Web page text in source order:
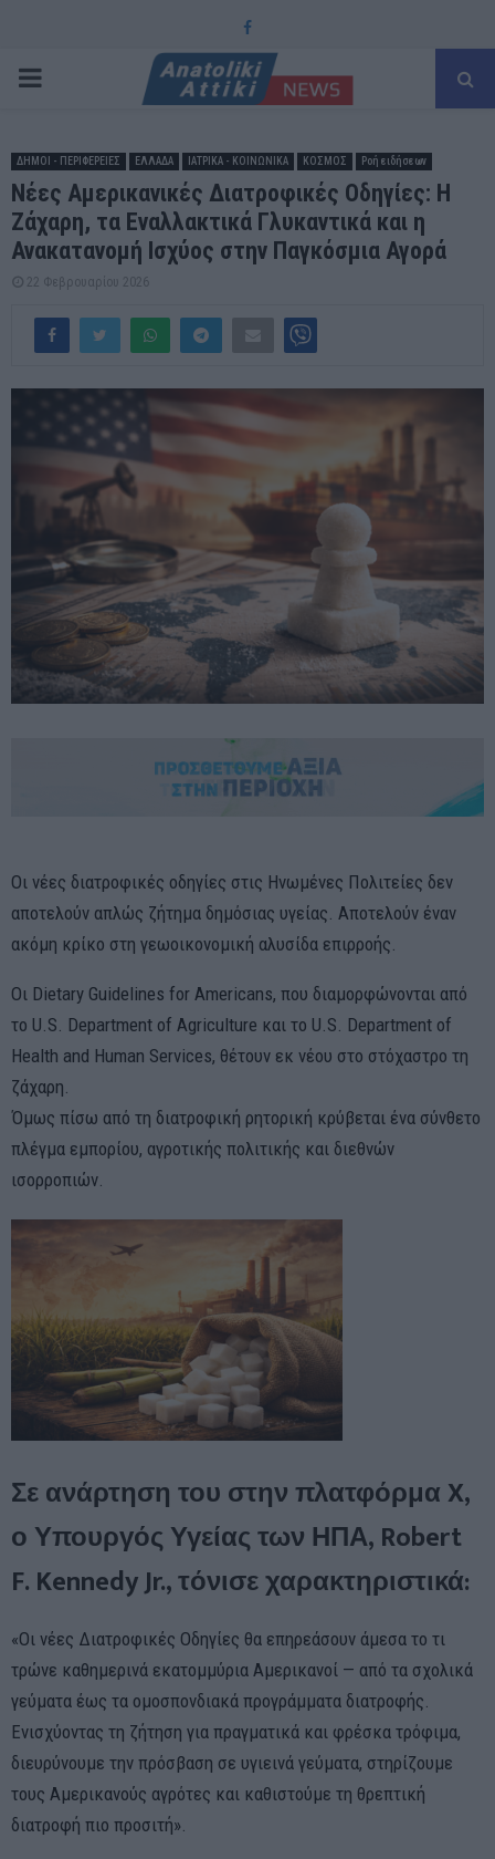
Facebook
PRIMARY
ΔΗΜΟΙ - ΠΕΡΙΦΕΡΕΙΕΣ ΕΛΛΑΔΑ ΙΑΤΡΙΚΑ - ΚΟΙΝΩΝΙΚΑ ΚΟΣΜΟΣ Ροή ειδήσεων
Νέες Αμερικανικές Διατροφικές Οδηγίες: Η
Ζάχαρη, τα Εναλλακτικά Γλυκαντικά και η
Ανακατανομή Ισχύος στην Παγκόσμια Αγορά
22 Φεβρουαρίου 2026
Οι νέες διατροφικές οδηγίες στις Ηνωμένες Πολιτείες δεν
αποτελούν απλώς ζήτημα δημόσιας υγείας. Αποτελούν έναν
ακόμη κρίκο στη γεωοικονομική αλυσίδα επιρροής.
Οι Dietary Guidelines for Americans, που διαμορφώνονται από
το U.S. Department of Agriculture και το U.S. Department of
Health and Human Services, θέτουν εκ νέου στο στόχαστρο τη
ζάχαρη.
Όμως πίσω από τη διατροφική ρητορική κρύβεται ένα σύνθετο
πλέγμα εμπορίου, αγροτικής πολιτικής και διεθνών
ισορροπιών.
Σε ανάρτηση του στην πλατφόρμα X,
ο Υπουργός Υγείας των ΗΠΑ, Robert
F. Kennedy Jr., τόνισε χαρακτηριστικά:
«Οι νέες Διατροφικές Οδηγίες θα επηρεάσουν άμεσα το τι
τρώνε καθημερινά εκατομμύρια Αμερικανοί — από τα σχολικά
γεύματα έως τα ομοσπονδιακά προγράμματα διατροφής.
Ενισχύοντας τη ζήτηση για πραγματικά και φρέσκα τρόφιμα,
διευρύνουμε την πρόσβαση σε υγιεινά γεύματα, στηρίζουμε
τους Αμερικανούς αγρότες και καθιστούμε τη θρεπτική
διατροφή πιο προσιτή».